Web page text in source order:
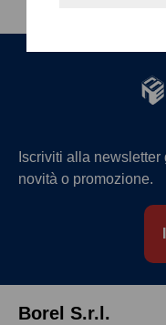
Iscriviti alla
novità o promozione.
Borel S.r.l.